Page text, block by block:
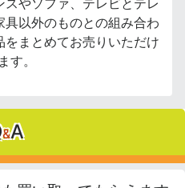
やソファ、テレビとテレ
具以外のものとの組み合わ
まとめてお売りいただけ
す。
&A